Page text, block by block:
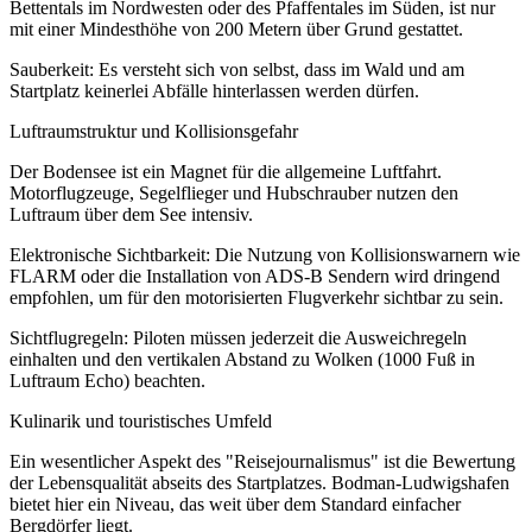
Bettentals im Nordwesten oder des Pfaffentales im Süden, ist nur
mit einer Mindesthöhe von 200 Metern über Grund gestattet.
Sauberkeit: Es versteht sich von selbst, dass im Wald und am
Startplatz keinerlei Abfälle hinterlassen werden dürfen.
Luftraumstruktur und Kollisionsgefahr
Der Bodensee ist ein Magnet für die allgemeine Luftfahrt.
Motorflugzeuge, Segelflieger und Hubschrauber nutzen den
Luftraum über dem See intensiv.
Elektronische Sichtbarkeit: Die Nutzung von Kollisionswarnern wie
FLARM oder die Installation von ADS-B Sendern wird dringend
empfohlen, um für den motorisierten Flugverkehr sichtbar zu sein.
Sichtflugregeln: Piloten müssen jederzeit die Ausweichregeln
einhalten und den vertikalen Abstand zu Wolken (1000 Fuß in
Luftraum Echo) beachten.
Kulinarik und touristisches Umfeld
Ein wesentlicher Aspekt des "Reisejournalismus" ist die Bewertung
der Lebensqualität abseits des Startplatzes. Bodman-Ludwigshafen
bietet hier ein Niveau, das weit über dem Standard einfacher
Bergdörfer liegt.